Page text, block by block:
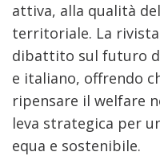
attiva, alla qualità
territoriale. La
dibattito sul futuro
e italiano, offrendo
ripensare il welfare
leva strategica per
equa e sostenibile.